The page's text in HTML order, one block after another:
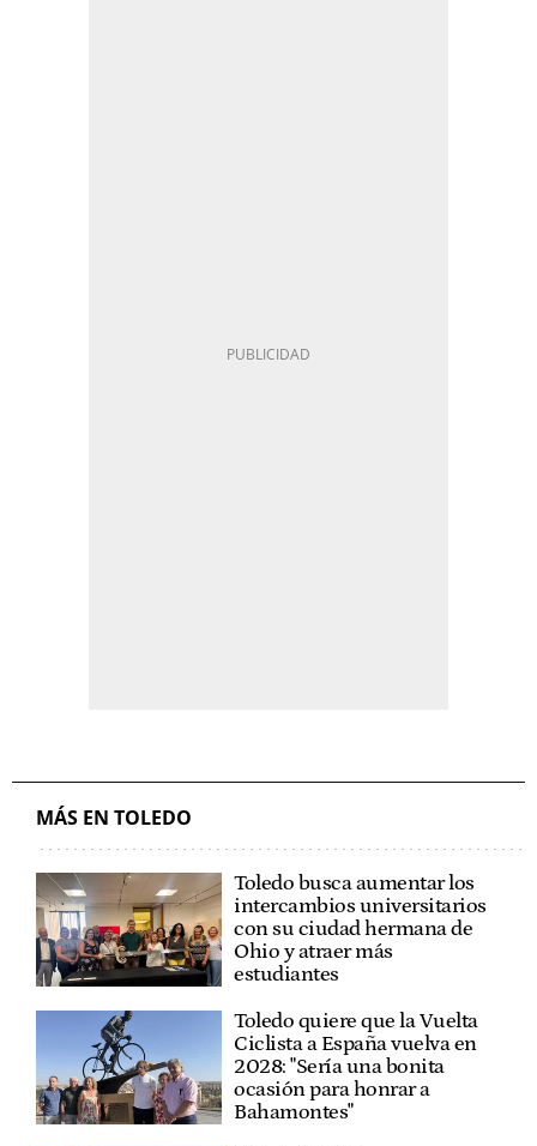
MÁS EN TOLEDO
Toledo busca aumentar los
intercambios universitarios
con su ciudad hermana de
Ohio y atraer más
estudiantes
Toledo quiere que la Vuelta
Ciclista a España vuelva en
2028: "Sería una bonita
ocasión para honrar a
Bahamontes"